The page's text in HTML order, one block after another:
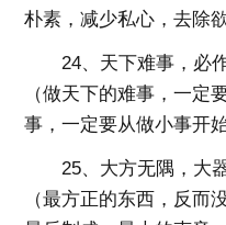
朴素，减少私心，去除欲
24、天下难事，必作
（做天下的难事，一定
事，一定要从做小事开始
25、大方无隅，大器
（最方正的东西，反而